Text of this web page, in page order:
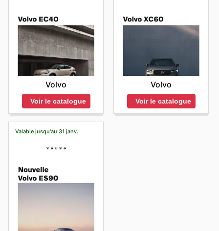
Volvo
Voir le catalogue
Volvo
Voir le catalogue
Valable jusqu'au 31 janv.